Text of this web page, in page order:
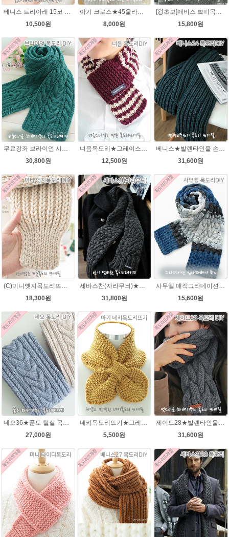
10,500원
8,000원
15,800원
무료강좌 브라이언 시크릿울 꽈배기 목도리뜨기 DIY
30,800원
너음목도리★그레이스메리노울 성인목도리뜨개질
12,500원
베니스★발렌타인울 손뜨개질 목도리DIY 남녀커플 길라임목도리뜨개질
31,600원
18,300원
31,800원
15,600원
네오36★푼토 털실 목도리뜨개질 손뜨개
27,000원
네키목도리뜨기★그레이스메리노울 미니목도리뜨기
5,500원
제이드28★발렌타인울 남녀 커플 목도리뜨기 뜨개질
31,600원